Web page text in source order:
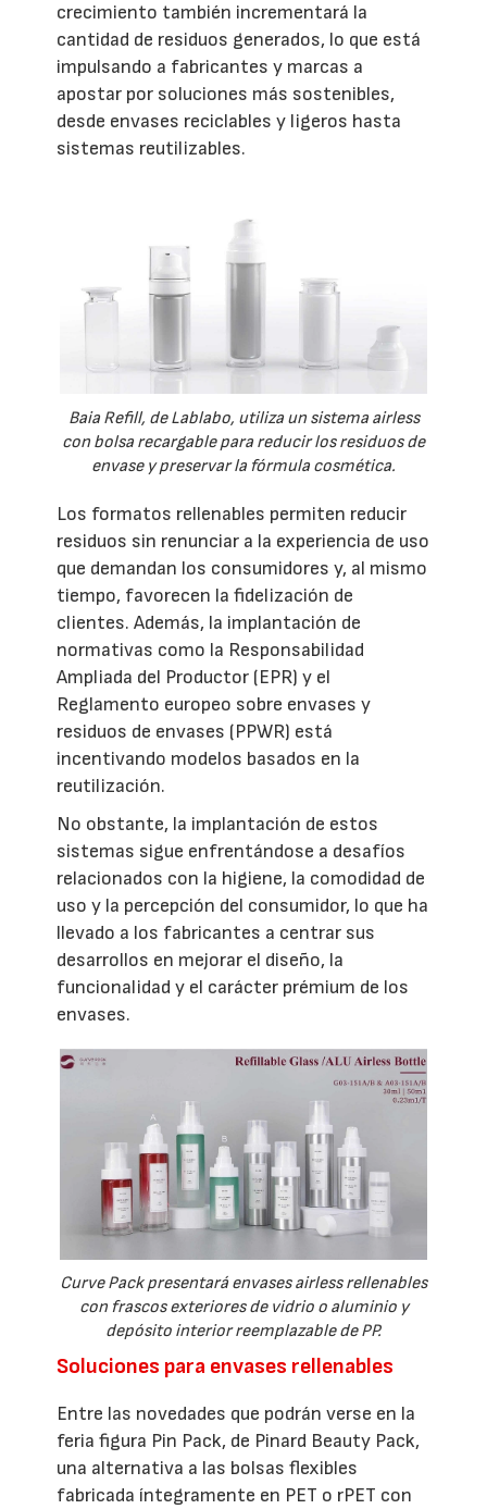
crecimiento también incrementará la
cantidad de residuos generados, lo que está
impulsando a fabricantes y marcas a
apostar por soluciones más sostenibles,
desde envases reciclables y ligeros hasta
sistemas reutilizables.
Baia Refill, de Lablabo, utiliza un sistema airless
con bolsa recargable para reducir los residuos de
envase y preservar la fórmula cosmética.
Los formatos rellenables permiten reducir
residuos sin renunciar a la experiencia de uso
que demandan los consumidores y, al mismo
tiempo, favorecen la fidelización de
clientes. Además, la implantación de
normativas como la Responsabilidad
Ampliada del Productor (EPR) y el
Reglamento europeo sobre envases y
residuos de envases (PPWR) está
incentivando modelos basados en la
reutilización.
No obstante, la implantación de estos
sistemas sigue enfrentándose a desafíos
relacionados con la higiene, la comodidad de
uso y la percepción del consumidor, lo que ha
llevado a los fabricantes a centrar sus
desarrollos en mejorar el diseño, la
funcionalidad y el carácter prémium de los
envases.
Curve Pack presentará envases airless rellenables
con frascos exteriores de vidrio o aluminio y
depósito interior reemplazable de PP.
Soluciones para envases rellenables
Entre las novedades que podrán verse en la
feria figura Pin Pack, de Pinard Beauty Pack,
una alternativa a las bolsas flexibles
fabricada íntegramente en PET o rPET con